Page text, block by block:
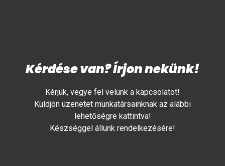
Kérdése van? Írjon nekünk!
Kérjük, vegye fel velünk a kapcsolatot!
Küldjön üzenetet munkatársainknak az alábbi
lehetőségre kattintva!
Készséggel állunk rendelkezésére!